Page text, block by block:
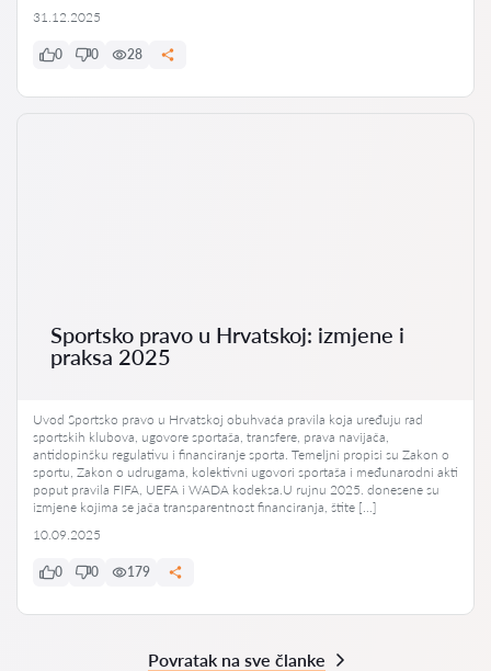
31.12.2025
0 0 28
Sportsko pravo u Hrvatskoj: izmjene i
praksa 2025
Uvod Sportsko pravo u Hrvatskoj obuhvaća pravila koja uređuju rad
sportskih klubova, ugovore sportaša, transfere, prava navijača,
antidopinšku regulativu i financiranje sporta. Temeljni propisi su Zakon o
sportu, Zakon o udrugama, kolektivni ugovori sportaša i međunarodni akti
poput pravila FIFA, UEFA i WADA kodeksa.U rujnu 2025. donesene su
izmjene kojima se jača transparentnost financiranja, štite […]
10.09.2025
0 0 179
Povratak na sve članke